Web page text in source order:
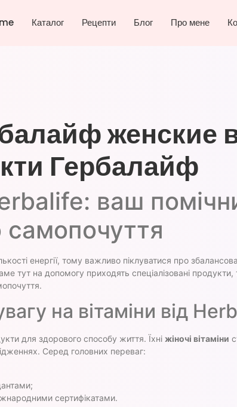
Каталог Рецепти Блог Про мене
женские
Гербалайф
ваш
самопочуття
енергії, тому важливо піклуватися про
тут на допомогу приходять спеціалізовані продукти,
на вітаміни від
для здорового способу життя. Їхні жіночі вітаміни
Серед головних переваг:
сертифікатами.